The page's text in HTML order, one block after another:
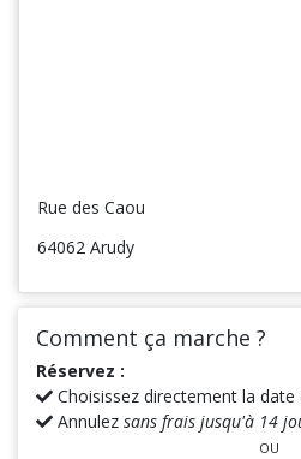
Rue des Caou
64062 Arudy
Comment ça marche ?
Réservez :
Choisissez directement la date
Annulez sans frais jusqu'à 14
OU